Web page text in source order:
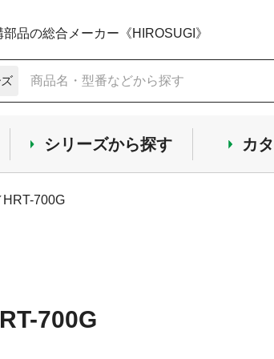
品の総合メーカー《HIROSUGI》
シリーズから探す カ
700G
700G